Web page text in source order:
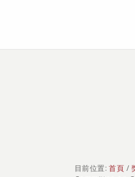
具
目前位置: 首頁 /